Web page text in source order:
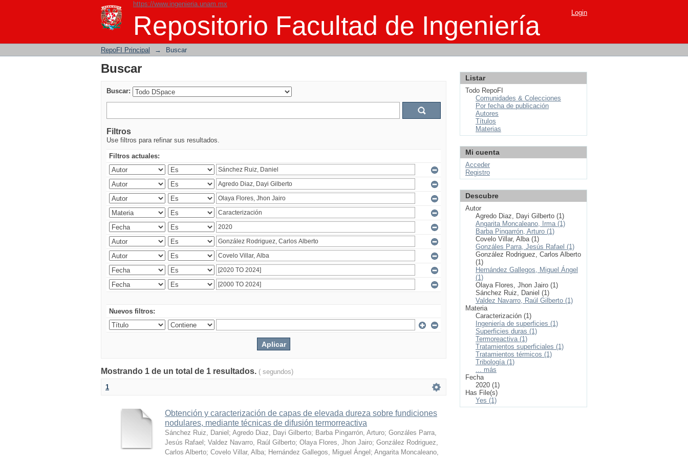
https://www.ingenieria.unam.mx
Repositorio Facultad de Ingeniería
Buscar Login
RepoFI Principal → Buscar
Buscar
Buscar:
Filtros
Use filtros para refinar sus resultados.
Filtros actuales:
Nuevos filtros:
Mostrando 1 de un total de 1 resultados. ( segundos)
1
Obtención y caracterización de capas de elevada dureza sobre fundiciones
nodulares, mediante técnicas de difusión termorreactiva
Sánchez Ruiz, Daniel ; Agredo Diaz, Dayi Gilberto; Barba Pingarrón, Arturo; Gonzáles Parra,
Jesús Rafael ; Valdez Navarro, Raúl Gilberto; Olaya Flores, Jhon Jairo; González Rodriguez,
Carlos Alberto; Covelo Villar, Alba; Hernández Gallegos, Miguel Ángel ; Angarita Moncaleano,
Listar
Todo RepoFI
Comunidades & Colecciones
Por fecha de publicación
Autores
Títulos
Materias
Mi cuenta
Acceder
Registro
Descubre
Autor
Agredo Diaz, Dayi Gilberto (1)
Angarita Moncaleano, Irma (1)
Barba Pingarrón, Arturo (1)
Covelo Villar, Alba (1)
Gonzáles Parra, Jesús Rafael (1)
González Rodriguez, Carlos Alberto
(1)
Hernández Gallegos, Miguel Ángel
(1)
Olaya Flores, Jhon Jairo (1)
Sánchez Ruiz, Daniel (1)
Valdez Navarro, Raúl Gilberto (1)
Materia
Caracterización (1)
Ingeniería de superficies (1)
Superficies duras (1)
Termoreactiva (1)
Tratamientos superficiales (1)
Tratamientos térmicos (1)
Tribología (1)
... más
Fecha
2020 (1)
Has File(s)
Yes (1)